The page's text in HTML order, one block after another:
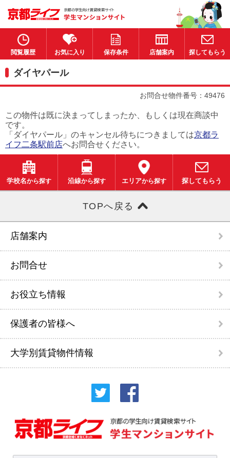
閲覧履歴 お気に入り 保存条件 店舗案内 探してもらう
ダイヤパール
お問合せ物件番号：49476
この物件は既に決まってしまったか、もしくは現在商談中
です。
「ダイヤパール」のキャンセル待ちにつきましては京都ラ
イフ二条駅前店へお問合せください。
学校名から探す 沿線から探す エリアから探す 探してもらう
TOPへ戻る
店舗案内
お問合せ
お役立ち情報
保護者の皆様へ
大学別賃貸物件情報